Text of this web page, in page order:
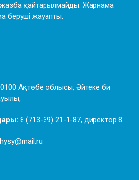
қайтарылмайды. Жарнама
беруші жауапты.
Ақтөбе облысы, Әйтеке би
8 (713-39) 21-1-87, директор 8